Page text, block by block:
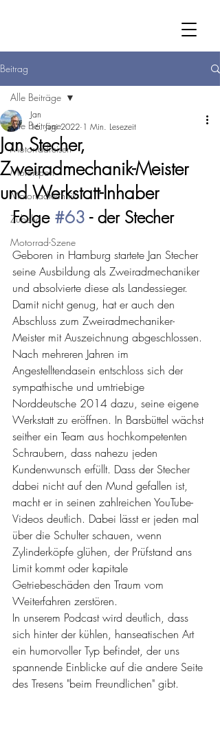
Beitrag
Alle Beiträge
Motorradreisen
Motorsport
Motorradtechnik
Zubehör
Motorrad-Szene
Alle Beiträge
Jan Stecher,
Zweiradmechanik-Meister
und Werkstatt-Inhaber
Jan
16. Juni 2022 1 Min. Lesezeit
Folge #63 - der Stecher
Geboren in Hamburg startete Jan Stecher
seine Ausbildung als Zweiradmechaniker
und absolvierte diese als Landessieger.
Damit nicht genug, hat er auch den
Abschluss zum Zweiradmechaniker-
Meister mit Auszeichnung abgeschlossen.
Nach mehreren Jahren im
Angestelltendasein entschloss sich der
sympathische und umtriebige
Norddeutsche 2014 dazu, seine eigene
Werkstatt zu eröffnen. In Barsbüttel wächst
seither ein Team aus hochkompetenten
Schraubern, dass nahezu jeden
Kundenwunsch erfüllt. Dass der Stecher
dabei nicht auf den Mund gefallen ist,
macht er in seinen zahlreichen YouTube-
Videos deutlich. Dabei lässt er jeden mal
über die Schulter schauen, wenn
Zylinderköpfe glühen, der Prüfstand ans
Limit kommt oder kapitale
Getriebeschäden den Traum vom
Weiterfahren zerstören.
In unserem Podcast wird deutlich, dass
sich hinter der kühlen, hanseatischen Art
ein humorvoller Typ befindet, der uns
spannende Einblicke auf die andere Seite
des Tresens "beim Freundlichen" gibt.